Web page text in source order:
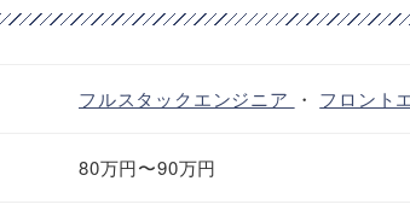
フルスタックエンジニア ・ フロント
80万円〜90万円